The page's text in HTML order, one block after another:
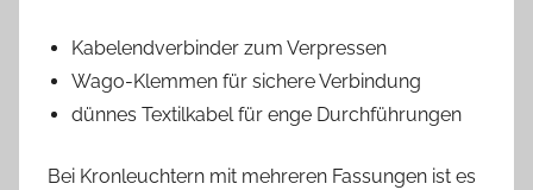
Kabelendverbinder zum Verpressen
Wago-Klemmen für sichere Verbindung
dünnes Textilkabel für enge Durchführungen
Bei Kronleuchtern mit mehreren Fassungen ist es